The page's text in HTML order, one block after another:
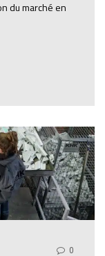
du marché en
0